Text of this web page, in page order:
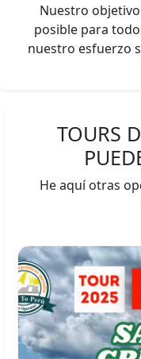
Nuestro
posible para
nuestro esfuerzo
TOURS
He aquí otras